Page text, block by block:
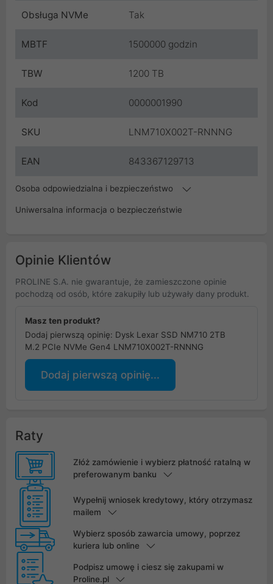
Obsługa NVMe Tak
MBTF 1500000 godzin
TBW 1200 TB
Kod 0000001990
SKU LNM710X002T-RNNNG
EAN 843367129713
Osoba odpowiedzialna i bezpieczeństwo
Uniwersalna informacja o bezpieczeństwie
Opinie Klientów
PROLINE S.A. nie gwarantuje, że zamieszczone opinie
pochodzą od osób, które zakupiły lub używały dany produkt.
Masz ten produkt?
Dodaj pierwszą opinię: Dysk Lexar SSD NM710 2TB
M.2 PCIe NVMe Gen4 LNM710X002T-RNNNG
Dodaj pierwszą opinię...
Raty
Złóż zamówienie i wybierz płatność ratalną w
preferowanym banku
Wypełnij wniosek kredytowy, który otrzymasz
mailem
Wybierz sposób zawarcia umowy, poprzez
kuriera lub online
Podpisz umowę i ciesz się zakupami w
Proline.pl